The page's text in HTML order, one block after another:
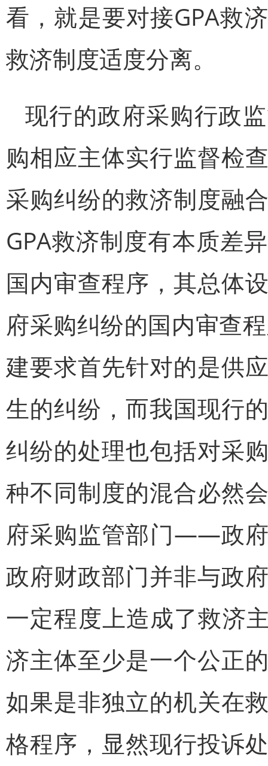
看，就是要对接GPA救
救济制度适度分离。
现行的政府采购行政
购相应主体实行监督检
采购纠纷的救济制度融
GPA救济制度有本质差
国内审查程序，其总体
府采购纠纷的国内审查
建要求首先针对的是供
生的纠纷，而我国现行
纠纷的处理也包括对采
种不同制度的混合必然
府采购监管部门——政
政府财政部门并非与政
一定程度上造成了救济
济主体至少是一个公正
如果是非独立的机关在
格程序，显然现行投诉